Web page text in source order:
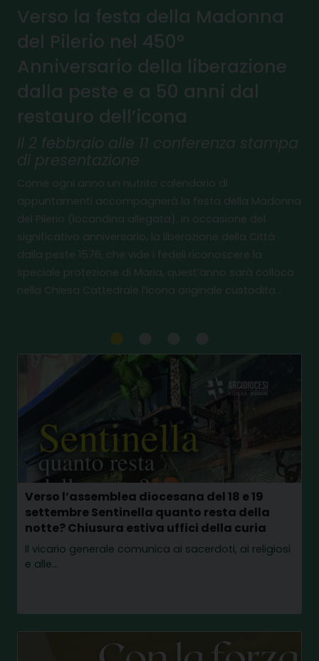
Verso la festa della Madonna
del Pilerio nel 450°
Anniversario della liberazione
dalla peste e a 50 anni dal
restauro dell’icona
Il 2 febbraio alle 11 conferenza stampa
di presentazione
Come ogni anno un nutrito calendario di
appuntamenti accompagnerà la festa della Madonna
del Pilerio (locandina allegata). In occasione del
significativo anniversario, la liberazione della Città
dalla peste 1576, che vide i fedeli riconoscere la
speciale protezione di Maria, quest’anno sarà colloca
nella Chiesa Cattedrale l’icona originale custodita…
Verso l’assemblea diocesana del 18 e 19
settembre Sentinella quanto resta della
notte? Chiusura estiva uffici della curia
Il vicario generale comunica ai sacerdoti, ai religiosi
e alle…